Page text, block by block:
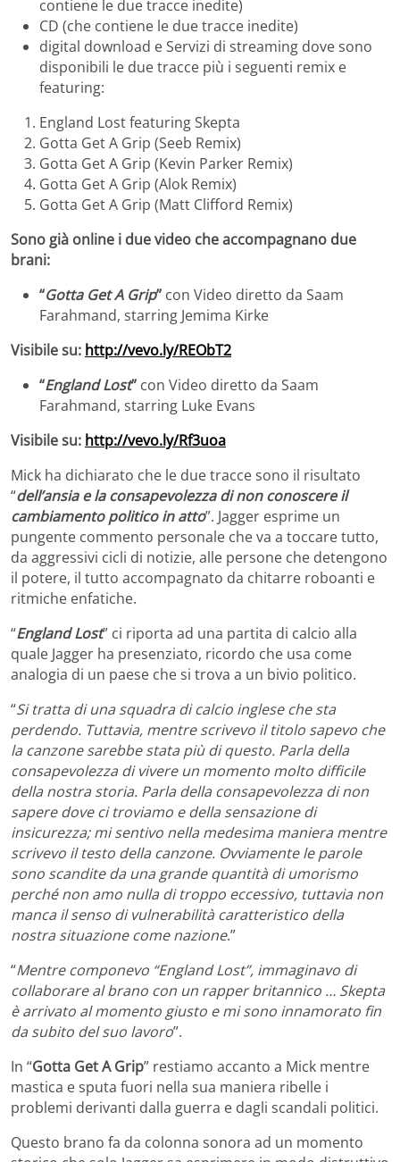
contiene le due tracce inedite)
CD (che contiene le due tracce inedite)
digital download e Servizi di streaming dove sono
disponibili le due tracce più i seguenti remix e
featuring:
England Lost featuring Skepta
Gotta Get A Grip (Seeb Remix)
Gotta Get A Grip (Kevin Parker Remix)
Gotta Get A Grip (Alok Remix)
Gotta Get A Grip (Matt Clifford Remix)
Sono già online i due video che accompagnano due
brani:
“Gotta Get A Grip” con Video diretto da Saam
Farahmand, starring Jemima Kirke
Visibile su: http://vevo.ly/REObT2
“England Lost” con Video diretto da Saam
Farahmand, starring Luke Evans
Visibile su: http://vevo.ly/Rf3uoa
Mick ha dichiarato che le due tracce sono il risultato
“dell’ansia e la consapevolezza di non conoscere il
cambiamento politico in atto”. Jagger esprime un
pungente commento personale che va a toccare tutto,
da aggressivi cicli di notizie, alle persone che detengono
il potere, il tutto accompagnato da chitarre roboanti e
ritmiche enfatiche.
“England Lost” ci riporta ad una partita di calcio alla
quale Jagger ha presenziato, ricordo che usa come
analogia di un paese che si trova a un bivio politico.
“Si tratta di una squadra di calcio inglese che sta
perdendo. Tuttavia, mentre scrivevo il titolo sapevo che
la canzone sarebbe stata più di questo. Parla della
consapevolezza di vivere un momento molto difficile
della nostra storia. Parla della consapevolezza di non
sapere dove ci troviamo e della sensazione di
insicurezza; mi sentivo nella medesima maniera mentre
scrivevo il testo della canzone. Ovviamente le parole
sono scandite da una grande quantità di umorismo
perché non amo nulla di troppo eccessivo, tuttavia non
manca il senso di vulnerabilità caratteristico della
nostra situazione come nazione.”
“Mentre componevo “England Lost”, immaginavo di
collaborare al brano con un rapper britannico … Skepta
è arrivato al momento giusto e mi sono innamorato fin
da subito del suo lavoro”.
In “Gotta Get A Grip” restiamo accanto a Mick mentre
mastica e sputa fuori nella sua maniera ribelle i
problemi derivanti dalla guerra e dagli scandali politici.
Questo brano fa da colonna sonora ad un momento